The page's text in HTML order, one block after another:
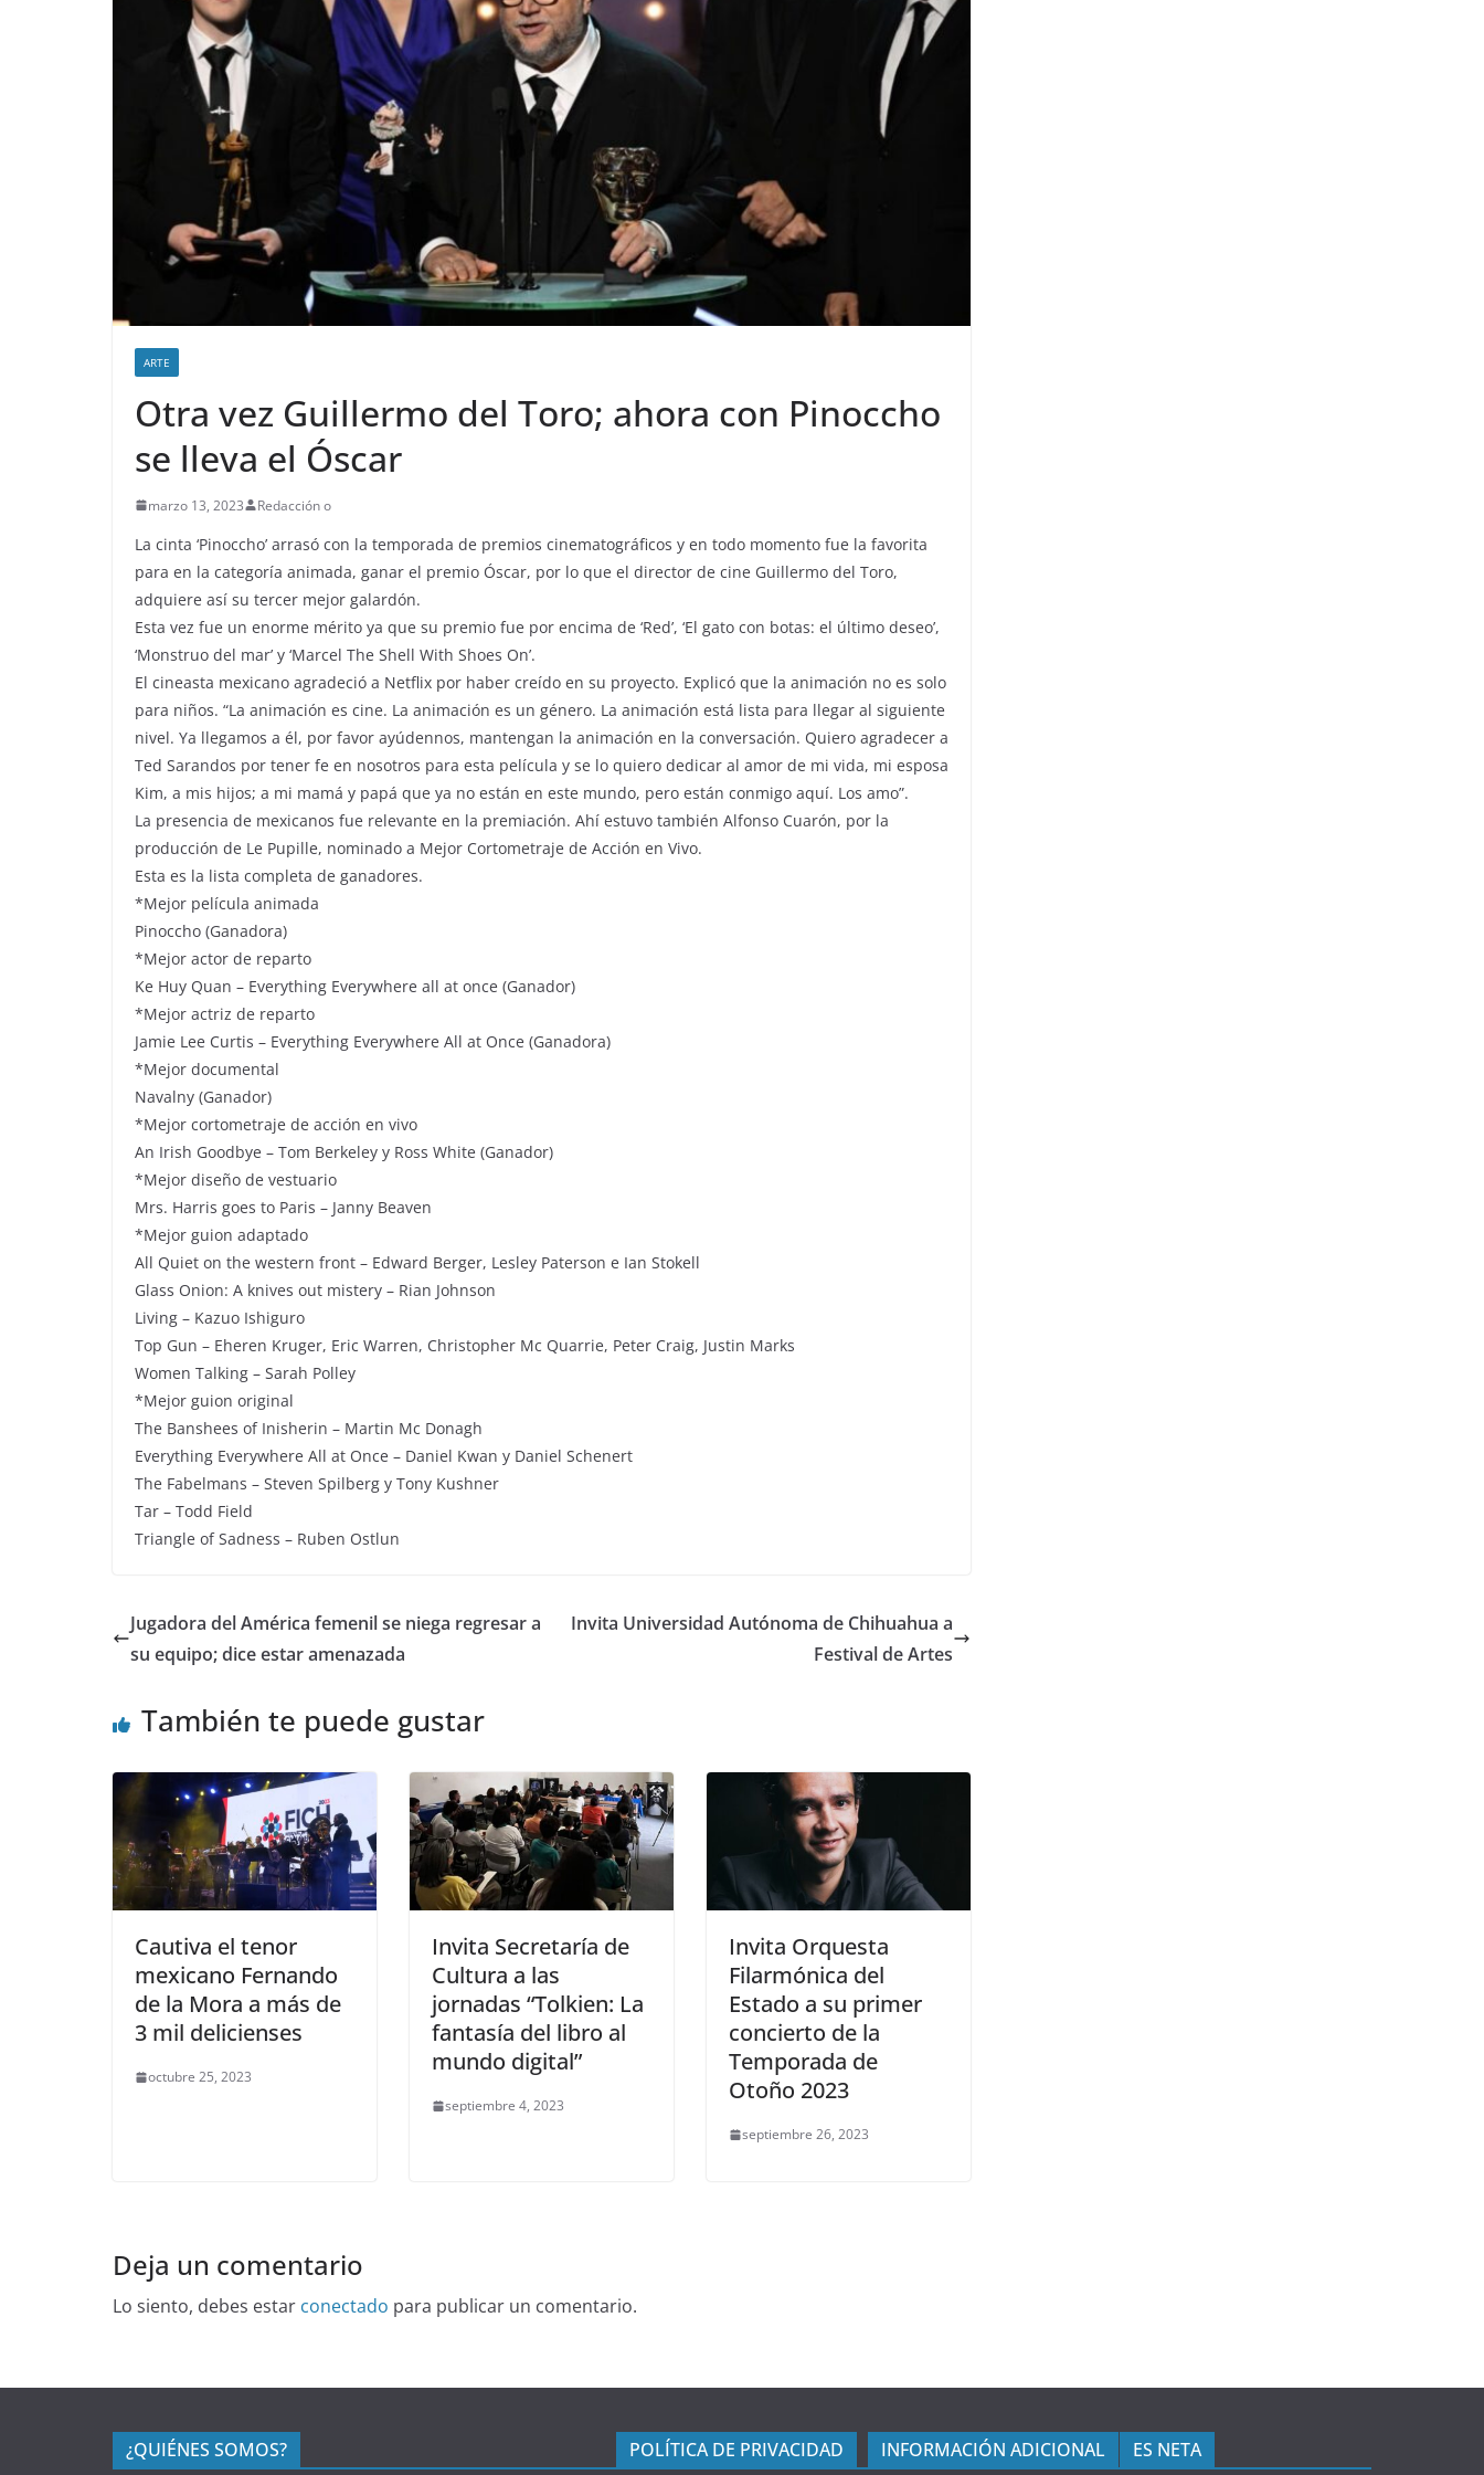
ARTE
Otra vez Guillermo del Toro; ahora con Pinoccho
se lleva el Óscar
marzo 13, 2023 Redacción o
La cinta ‘Pinoccho’ arrasó con la temporada de premios cinematográficos y en todo momento fue la favorita
para en la categoría animada, ganar el premio Óscar, por lo que el director de cine Guillermo del Toro,
adquiere así su tercer mejor galardón.
Esta vez fue un enorme mérito ya que su premio fue por encima de ‘Red’, ‘El gato con botas: el último deseo’,
‘Monstruo del mar’ y ‘Marcel The Shell With Shoes On’.
El cineasta mexicano agradeció a Netflix por haber creído en su proyecto. Explicó que la animación no es solo
para niños. “La animación es cine. La animación es un género. La animación está lista para llegar al siguiente
nivel. Ya llegamos a él, por favor ayúdennos, mantengan la animación en la conversación. Quiero agradecer a
Ted Sarandos por tener fe en nosotros para esta película y se lo quiero dedicar al amor de mi vida, mi esposa
Kim, a mis hijos; a mi mamá y papá que ya no están en este mundo, pero están conmigo aquí. Los amo”.
La presencia de mexicanos fue relevante en la premiación. Ahí estuvo también Alfonso Cuarón, por la
producción de Le Pupille, nominado a Mejor Cortometraje de Acción en Vivo.
Esta es la lista completa de ganadores.
*Mejor película animada
Pinoccho (Ganadora)
*Mejor actor de reparto
Ke Huy Quan – Everything Everywhere all at once (Ganador)
*Mejor actriz de reparto
Jamie Lee Curtis – Everything Everywhere All at Once (Ganadora)
*Mejor documental
Navalny (Ganador)
*Mejor cortometraje de acción en vivo
An Irish Goodbye – Tom Berkeley y Ross White (Ganador)
*Mejor diseño de vestuario
Mrs. Harris goes to Paris – Janny Beaven
*Mejor guion adaptado
All Quiet on the western front – Edward Berger, Lesley Paterson e Ian Stokell
Glass Onion: A knives out mistery – Rian Johnson
Living – Kazuo Ishiguro
Top Gun – Eheren Kruger, Eric Warren, Christopher Mc Quarrie, Peter Craig, Justin Marks
Women Talking – Sarah Polley
*Mejor guion original
The Banshees of Inisherin – Martin Mc Donagh
Everything Everywhere All at Once – Daniel Kwan y Daniel Schenert
The Fabelmans – Steven Spilberg y Tony Kushner
Tar – Todd Field
Triangle of Sadness – Ruben Ostlun
Jugadora del América femenil se niega regresar a
su equipo; dice estar amenazada
Invita Universidad Autónoma de Chihuahua a
Festival de Artes
También te puede gustar
Cautiva el tenor
mexicano Fernando
de la Mora a más de
3 mil delicienses
octubre 25, 2023
Invita Secretaría de
Cultura a las
jornadas “Tolkien: La
fantasía del libro al
mundo digital”
septiembre 4, 2023
Invita Orquesta
Filarmónica del
Estado a su primer
concierto de la
Temporada de
Otoño 2023
septiembre 26, 2023
Deja un comentario
Lo siento, debes estar conectado para publicar un comentario.
¿QUIÉNES SOMOS? POLÍTICA DE PRIVACIDAD INFORMACIÓN ADICIONAL ES NETA